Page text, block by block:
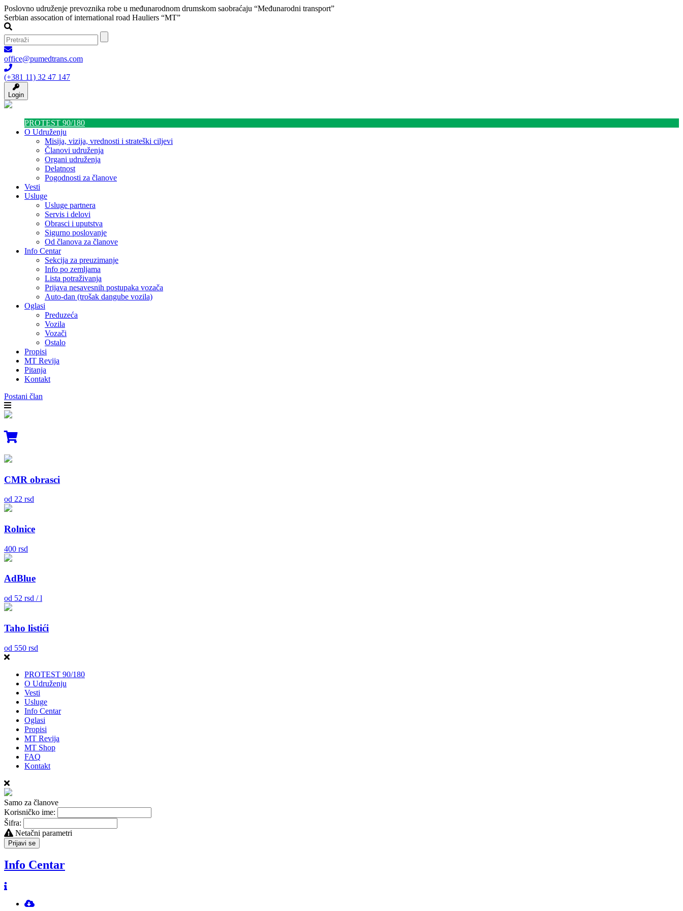
Poslovno udruženje prevoznika robe u međunarodnom drumskom saobraćaju “Međunarodni transport”
Serbian assocation of international road Hauliers “MT”
office@pumedtrans.com
(+381 11) 32 47 147
Login
PROTEST 90/180
O Udruženju
Misija, vizija, vrednosti i strateški ciljevi
Članovi udruženja
Organi udruženja
Delatnost
Pogodnosti za članove
Vesti
Usluge
Usluge partnera
Servis i delovi
Obrasci i uputstva
Sigurno poslovanje
Od članova za članove
Info Centar
Sekcija za preuzimanje
Info po zemljama
Lista potraživanja
Prijava nesavesnih postupaka vozača
Auto-dan (trošak dangube vozila)
Oglasi
Preduzeća
Vozila
Vozači
Ostalo
Propisi
MT Revija
Pitanja
Kontakt
Postani član
CMR obrasci
od 22 rsd
Rolnice
400 rsd
AdBlue
od 52 rsd / l
Taho listići
od 550 rsd
PROTEST 90/180
O Udruženju
Vesti
Usluge
Info Centar
Oglasi
Propisi
MT Revija
MT Shop
FAQ
Kontakt
Samo za članove
Korisničko ime:
Šifra:
Netačni parametri
Prijavi se
Info Centar